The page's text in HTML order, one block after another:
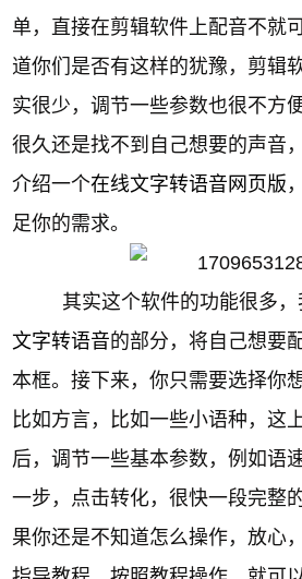
单，直接在剪辑软件上配音不就
道你们是否有这样的犹豫，剪辑
实很少，调节一些参数也很不方
很久还是找不到自己想要的声音
介绍一个在线文字转语音网页版
足你的需求。
其实这个软件的功能很多
文字转语音的部分，将自己想要
本框。接下来，你只需要选择你
比如方言，比如一些小语种，这
后，调节一些基本参数，例如语
一步，点击转化，很快一段完整
果你还是不知道怎么操作，放心